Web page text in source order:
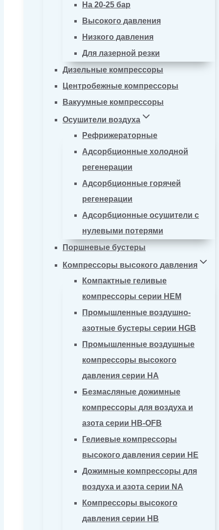
На 20-25 бар
Высокого давления
Низкого давления
Для лазерной резки
Дизельные компрессоры
Центробежные компрессоры
Вакуумные компрессоры
Осушители воздуха
Рефрижераторные
Адсорбционные холодной
регенерации
Адсорбционные горячей
регенерации
Адсорбционные осушители с
нулевыми потерями
Поршневые бустеры
Компрессоры высокого давления
Компактные геливые
компрессоры серии HEM
Промышленные воздушно-
азотные бустеры серии HGB
Промышленные воздушные
компрессоры высокого
давления серии HA
Безмасляные дожимные
компрессоры для воздуха и
азота серии HB-OFB
Гелиевые компрессоры
высокого давления серии HE
Дожимные компрессоры для
воздуха и азота серии NA
Компрессоры высокого
давления серии HB